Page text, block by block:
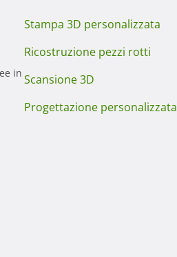
in
Stampa 3D personalizzata
Ricostruzione pezzi rotti
Scansione 3D
Progettazione personalizzata